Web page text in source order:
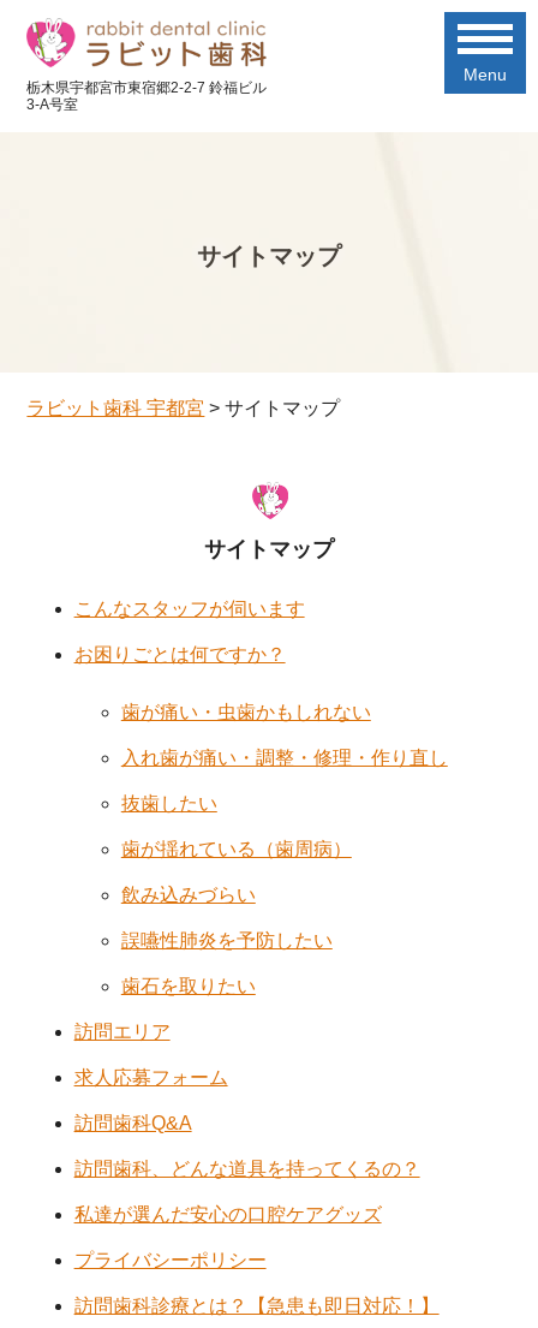
Menu
栃木県宇都宮市東宿郷2-2-7 鈴福ビル
3-A号室
サイトマップ
ラビット歯科 宇都宮 >サイトマップ
サイトマップ
こんなスタッフが伺います
お困りごとは何ですか？
歯が痛い・虫歯かもしれない
入れ歯が痛い・調整・修理・作り直し
抜歯したい
歯が揺れている（歯周病）
飲み込みづらい
誤嚥性肺炎を予防したい
歯石を取りたい
訪問エリア
求人応募フォーム
訪問歯科Q&A
訪問歯科、どんな道具を持ってくるの？
私達が選んだ安心の口腔ケアグッズ
プライバシーポリシー
訪問歯科診療とは？【急患も即日対応！】